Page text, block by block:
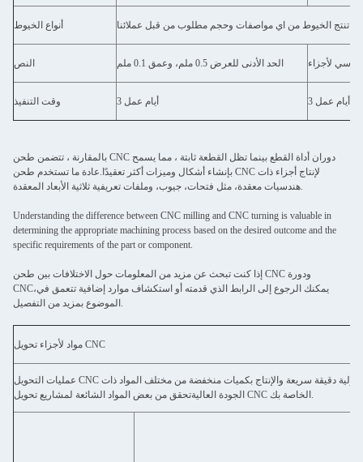
أنواع الخيوط
النص الحد الأدنى للعرض 0.5 ملم، وعمق 0.1 ملم
وقت التنفيذ 3 أيام عمل 3 أيام عمل
بالمقارنة ، تتضمن طحن CNC دوران أداة القطع بينما تظل القطعة ثابتة ، مما يسمح
بإنشاء أشكال وميزات أكثر تعقيدًا.عادة ما تستخدم طحن CNC لإنتاج أجزاء ذات
هندسيات معقدة، مثل فتحات، جيوب، وملفات تعريفية ثلاثية الأبعاد المعقدة.
Understanding the difference between CNC milling and CNC turning is valuable in
determining the appropriate machining process based on the desired outcome and the
specific requirements of the part or component.
إذا كنت تبحث عن مزيد من المعلومات حول الاختلافات بين طحن CNC ودورة
CNC،يمكنك الرجوع إلى الرابط الذي قدمته أو استكشاف موارد إضافية تتعمق في
الموضوع بمزيد من التفصيل.
مواد لأجزاء تحويل CNC
عمليات التحويل CNC لدينا متوافقة مع مجموعة واسعة من المواد، بما في ذلك معادن الجهاز والبلاستيك.يمكننا إنشاء نماذج أولية دقيقة سريعة والإنتاج بكميات منخفضة من مختلف المواد ذات
الجودة العاليةتحقق من بعض المواد الشائعة لمشاريع تحويل CNC الخاصة بك.